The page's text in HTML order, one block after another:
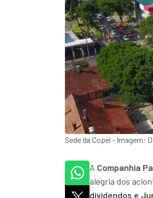
Sede da Copel - Imagem:
A Companhia
alegria dos
dividendos e